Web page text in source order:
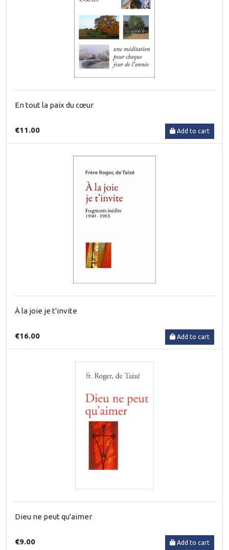
En tout la paix du cœur
€11.00 Add to cart
À la joie je t'invite
€16.00 Add to cart
Dieu ne peut qu'aimer
€9.00 Add to cart